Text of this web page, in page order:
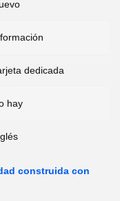
dedicada
hay
construida con